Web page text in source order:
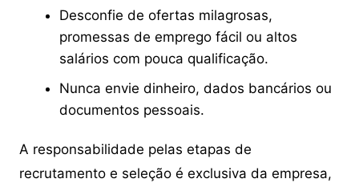
Desconfie de ofertas milagrosas,
promessas de emprego fácil ou altos
salários com pouca qualificação.
Nunca envie dinheiro, dados bancários ou
documentos pessoais.
A responsabilidade pelas etapas de
recrutamento e seleção é exclusiva da empresa,